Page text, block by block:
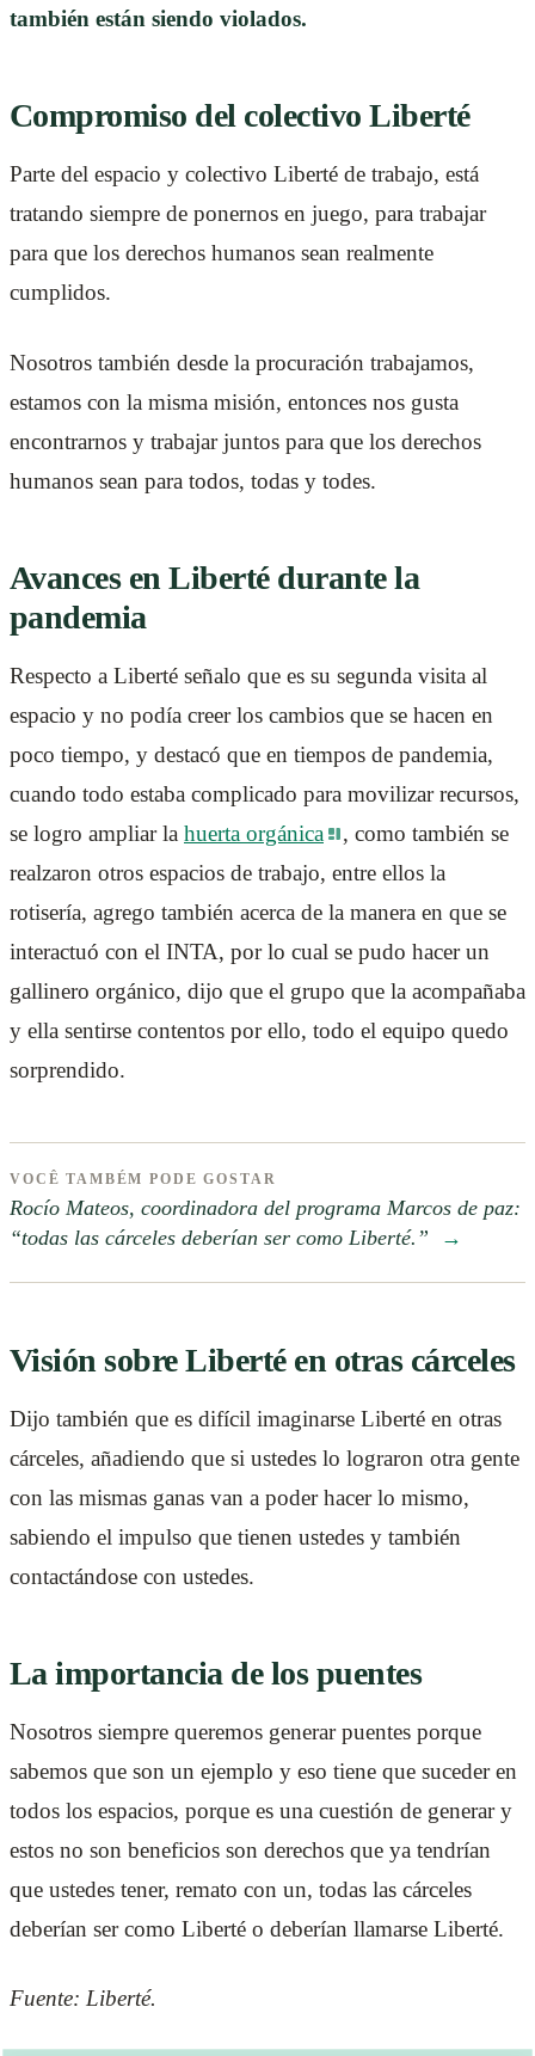
también están siendo violados.
Compromiso del colectivo Liberté
Parte del espacio y colectivo Liberté de trabajo, está
tratando siempre de ponernos en juego, para trabajar
para que los derechos humanos sean realmente
cumplidos.
Nosotros también desde la procuración trabajamos,
estamos con la misma misión, entonces nos gusta
encontrarnos y trabajar juntos para que los derechos
humanos sean para todos, todas y todes.
Avances en Liberté durante la
pandemia
Respecto a Liberté señalo que es su segunda visita al
espacio y no podía creer los cambios que se hacen en
poco tiempo, y destacó que en tiempos de pandemia,
cuando todo estaba complicado para movilizar recursos,
se logro ampliar la huerta orgánica
, como también se
realzaron otros espacios de trabajo, entre ellos la
rotisería, agrego también acerca de la manera en que se
interactuó con el INTA, por lo cual se pudo hacer un
gallinero orgánico, dijo que el grupo que la acompañaba
y ella sentirse contentos por ello, todo el equipo quedo
sorprendido.
VOCÊ TAMBÉM PODE GOSTAR
Rocío Mateos, coordinadora del programa Marcos de paz:
“todas las cárceles deberían ser como Liberté.”
→
Visión sobre Liberté en otras cárceles
Dijo también que es difícil imaginarse Liberté en otras
cárceles, añadiendo que si ustedes lo lograron otra gente
con las mismas ganas van a poder hacer lo mismo,
sabiendo el impulso que tienen ustedes y también
contactándose con ustedes.
La importancia de los puentes
Nosotros siempre queremos generar puentes porque
sabemos que son un ejemplo y eso tiene que suceder en
todos los espacios, porque es una cuestión de generar y
estos no son beneficios son derechos que ya tendrían
que ustedes tener, remato con un, todas las cárceles
deberían ser como Liberté o deberían llamarse Liberté.
Fuente: Liberté.